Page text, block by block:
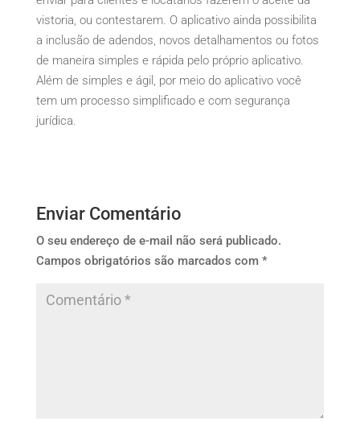
vistoria, ou contestarem. O aplicativo ainda possibilita
a inclusão de adendos, novos detalhamentos ou fotos
de maneira simples e rápida pelo próprio aplicativo.
Além de simples e ágil, por meio do aplicativo você
tem um processo simplificado e com segurança
jurídica.
Enviar Comentário
O seu endereço de e-mail não será publicado.
Campos obrigatórios são marcados com *